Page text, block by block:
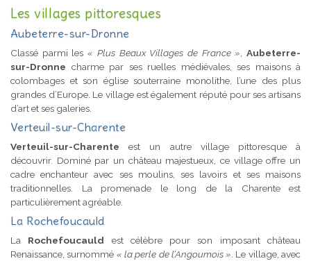
Les villages pittoresques
Aubeterre-sur-Dronne
Classé parmi les« Plus Beaux Villages de France »,Aubeterre-
sur-Dronne charme par ses ruelles médiévales, ses maisons à
colombages et son église souterraine monolithe, l’une des plus
grandes d’Europe. Le village est également réputé pour ses artisans
d’art et ses galeries.
Verteuil-sur-Charente
Verteuil-sur-Charente est un autre village pittoresque à
découvrir. Dominé par un château majestueux, ce village offre un
cadre enchanteur avec ses moulins, ses lavoirs et ses maisons
traditionnelles. La promenade le long de la Charente est
particulièrement agréable.
La Rochefoucauld
La Rochefoucauld est célèbre pour son imposant château
Renaissance, surnommé « la perle de l’Angoumois ». Le village, avec